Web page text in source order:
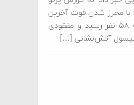
با محرز شدن فوت آخرین
مفقودی حادثه بندر شهید رجایی (حسن رنجبر) تعداد کل فوتی‌های بندر شهید رجایی به ۵۸ نفر رسید و مفقودی
کپسول آتش‌نشانی […]